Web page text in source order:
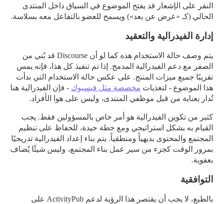
النقر على الإشعار قد يفتح الموضوع في السياق داخل المنتدى
الحالي (كـ «عرض عن بعد») ويسمح للعضو بالتفاعل معه بسلاسة.
إدارة الفيدرالية والتعقيد
يتم وصف حالة الاستخدام هذه كما لو أن Discourse قد بُني من
الصفر مع دعم الفيدرالية المدمج. إذا تم تنفيذ كل هذا، فإنه يمس
تقريبًا جميع ميزات المنتج. على عكس حالة الاستخدام التي بدأت
هذا الموضوع - لتغذيات مخصصة مثل فيسبوك - فإن الفيدرالية هنا
تُدار بعناية من قبل موظفي المنتدى، وليس على هوا الأفراد.
كثير من تكوين الفيدرالية هو أمر خاص بالمسؤولين فقط. يجب
القيام به بشكل استراتيجي ومع خطة جيدة، للحفاظ على تنظيم
المجتمع والمحتوى بديهياً ومنطقياً. يتم بناء إعداد الفيدرالية تدريجيًا
بمرور الوقت كجزء من سير عمل بناء المجتمع، وليس شيئًا يُضاف
بعفوية.
التوافقية
بالطبع، لا يجب أن يقتصر هذا الرؤية لدعم ActivityPub على